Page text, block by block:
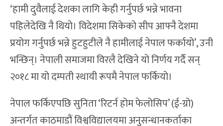
‘हामी दुवैलाई देशका लागि केही गर्नुपर्छ भन्ने भावना
पहिलेदेखि नै थियो। विदेशमा सिकेको सीप आफ्नै देशमा
प्रयोग गर्नुपर्छ भन्ने हुटहुटीले नै हामीलाई नेपाल फर्कायो’, उनी
भन्छिन्। नेपाली समाजमा विरलै देखिने यो निर्णय गर्दै सन्
२०१८ मा यो दम्पती स्थायी रूपमै नेपाल फर्कियो।
नेपाल फर्किएपछि सुनिता ‘रिटर्न होम फेलोसिप’ (ई-ग्रो)
अन्तर्गत काठमाडौं विश्वविद्यालयमा अनुसन्धानकर्ताका